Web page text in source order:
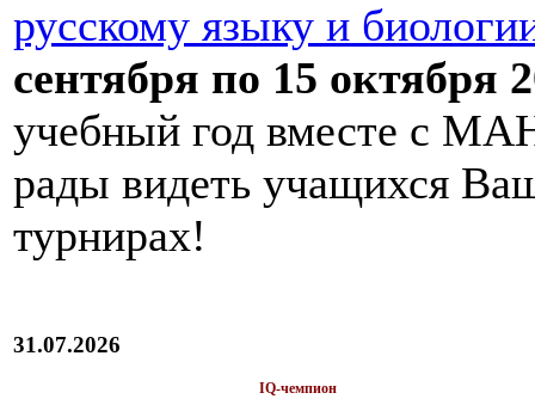
русскому языку и
сентября по 15 октября
учебный год вместе с
рады видеть учащихся
турнирах!
31.07.2026
IQ-чемпион